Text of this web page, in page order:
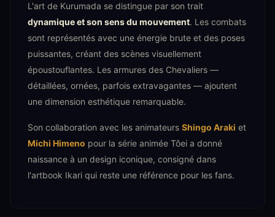
L'art de Kurumada se distingue par son trait
dynamique et son sens du mouvement. Les combats
sont représentés avec une énergie brute et des poses
puissantes, créant des scènes visuellement
époustouflantes. Les armures des Chevaliers —
détaillées, ornées, parfois extravagantes — ajoutent
une dimension esthétique remarquable.
Son collaboration avec les animateurs Shingo Araki et
Michi Himeno pour la série animée Tôei a donné
naissance à un design iconique, consigné dans
l'artbook Ikari qui reste une référence pour les fans.